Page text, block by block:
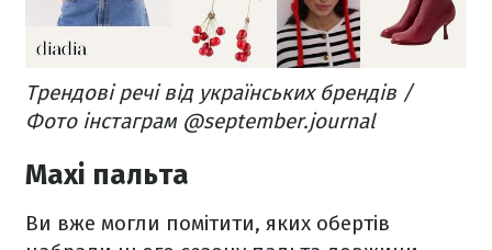
Трендові речі від українських брендів /
Фото інстаграм @september.journal
Maxi пальта
Ви вже могли помітити, яких обертів